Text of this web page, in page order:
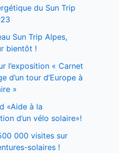
du Sun Trip
Sun Trip Alpes,
bientôt !
l’exposition « Carnet
d’un tour d’Europe à
»
«Aide à la
d’un vélo solaire»!
000 visites sur
solaires !